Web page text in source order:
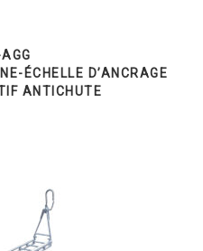
ÉCHELLE D’ANCRAGE
ANTICHUTE